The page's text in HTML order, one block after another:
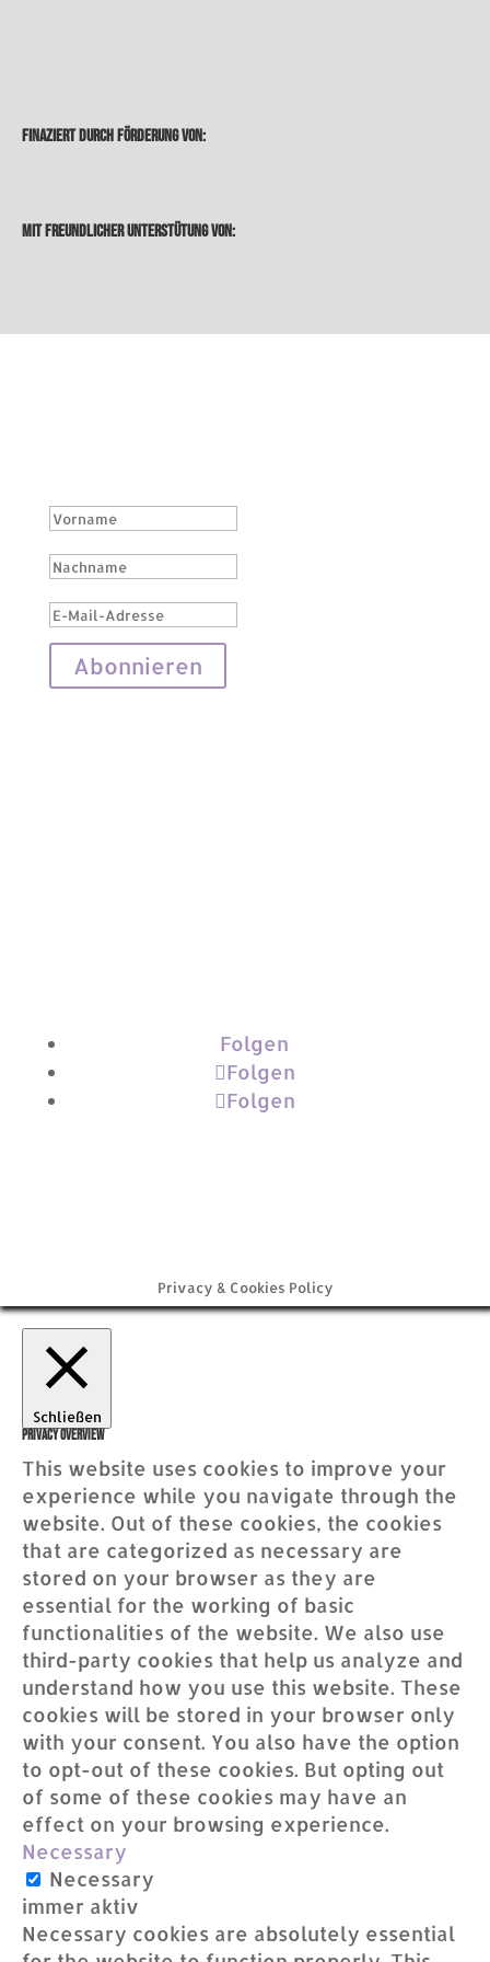
Finaziert durch Förderung von:
Mit freundlicher Unterstütung von:
Abonnieren
Folgen
Folgen
Folgen
Privacy & Cookies Policy
Schließen
Privacy Overview
This website uses cookies to improve your
experience while you navigate through the
website. Out of these cookies, the cookies
that are categorized as necessary are
stored on your browser as they are
essential for the working of basic
functionalities of the website. We also use
third-party cookies that help us analyze and
understand how you use this website. These
cookies will be stored in your browser only
with your consent. You also have the option
to opt-out of these cookies. But opting out
of some of these cookies may have an
effect on your browsing experience.
Necessary
Necessary
immer aktiv
Necessary cookies are absolutely essential